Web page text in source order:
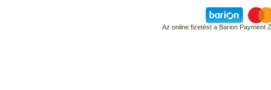
Az online fizetést a Barion Payment